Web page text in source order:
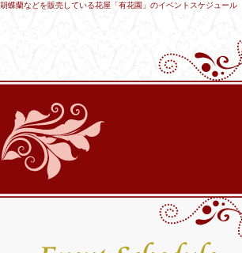
胡蝶蘭などを販売している花屋「有花園」のイベントスケジュール